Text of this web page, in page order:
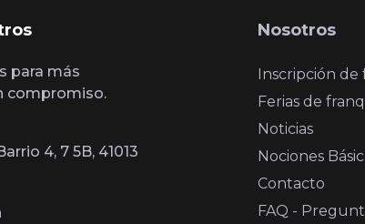
para más
compromiso.
4, 7 5B, 41013
Nosotros
Inscripción de
Ferias de
Noticias
Nociones
Contacto
FAQ -